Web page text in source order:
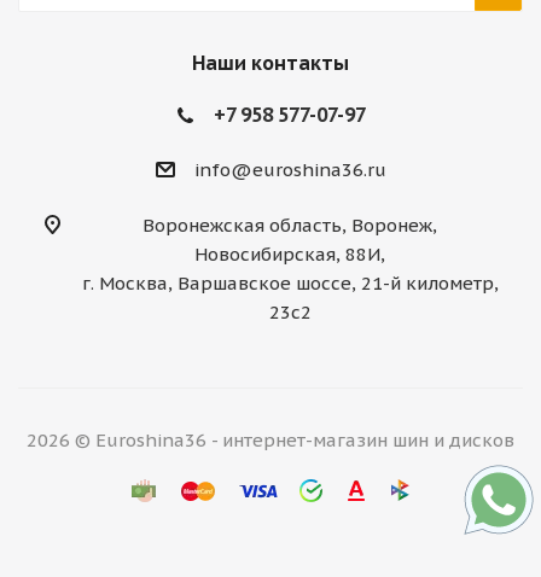
Наши контакты
+7 958 577-07-97
info@euroshina36.ru
Воронежская область, Воронеж,
Новосибирская, 88И,
г. Москва, Варшавское шоссе, 21-й километр,
23с2
2026 © Euroshina36 - интернет-магазин шин и дисков